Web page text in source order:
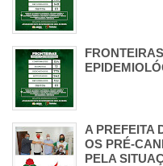
A PREFEITA
OS PRÉ-
PELA